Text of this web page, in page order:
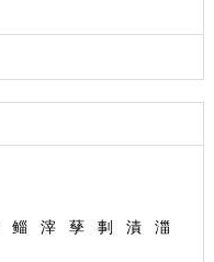
鲻 滓 孶 剚 漬 湽